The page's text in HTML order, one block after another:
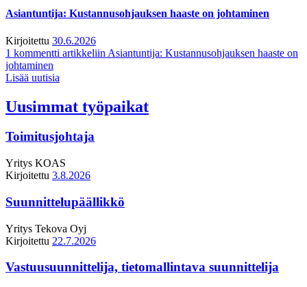
Asiantuntija: Kustannusohjauksen haaste on johtaminen
Kirjoitettu 30.6.2026
1 kommentti artikkeliin Asiantuntija: Kustannusohjauksen haaste on
johtaminen
Lisää uutisia
Uusimmat työpaikat
Toimitusjohtaja
Yritys KOAS
Kirjoitettu 3.8.2026
Suunnittelupäällikkö
Yritys Tekova Oyj
Kirjoitettu 22.7.2026
Vastuusuunnittelija, tietomallintava suunnittelija